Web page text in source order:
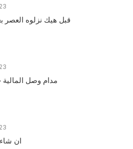
قبل هيك نزلوه العصر
مدام وصل
ان